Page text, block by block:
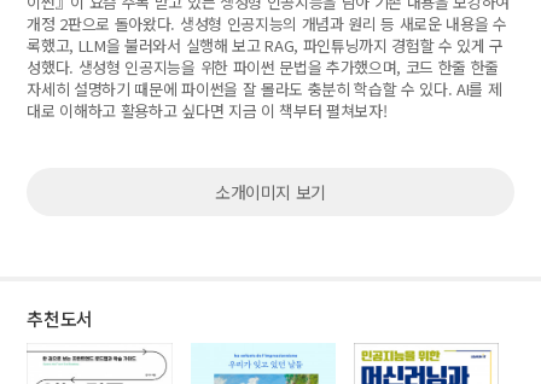
개정 2판으로 돌아왔다. 생성형 인공지능의 개념과 원리 등 새로운 내용을 수
록했고, LLM을 불러와서 실행해 보고 RAG, 파인튜닝까지 경험할 수 있게 구
성했다. 생성형 인공지능을 위한 파이썬 문법을 추가했으며, 코드 한줄 한줄
자세히 설명하기 때문에 파이썬을 잘 몰라도 충분히 학습할 수 있다. AI를 제
대로 이해하고 활용하고 싶다면 지금 이 책부터 펼쳐보자!
소개이미지 보기
추천도서